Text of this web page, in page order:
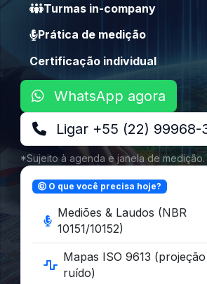
Turmas in-company
Prática de medição
Certificação individual
WhatsApp agora
Ligar +55 (22) 99968-
*Sujeito à agenda e janela de medição.
O que você precisa hoje?
Mediões & Laudos (NBR
10151/10152)
Mapas ISO 9613
ruído)